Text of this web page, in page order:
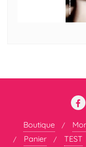
Boutique
Panier
TEST